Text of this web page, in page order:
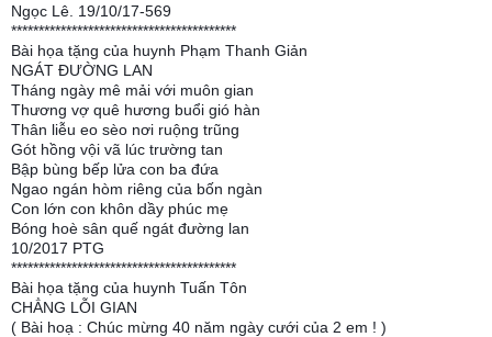
Ngọc Lê. 19/10/17-569
*****************************************
Bài họa tặng của huynh Phạm Thanh Giản
NGÁT ĐƯỜNG LAN
Tháng ngày mê mải với muôn gian
Thương vợ quê hương buổi gió hàn
Thân liễu eo sèo nơi ruộng trũng
Gót hồng vội vã lúc trường tan
Bập bùng bếp lửa con ba đứa
Ngao ngán hòm riêng của bốn ngàn
Con lớn con khôn dầy phúc mẹ
Bóng hoè sân quế ngát đường lan
10/2017 PTG
*****************************************
Bài họa tặng của huynh Tuấn Tôn
CHẲNG LỖI GIAN
( Bài hoạ : Chúc mừng 40 năm ngày cưới của 2 em ! )